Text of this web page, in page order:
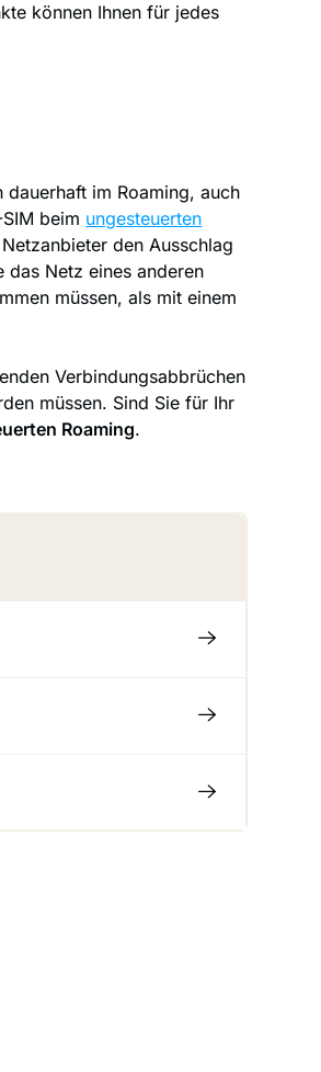
können Ihnen für jedes
im Roaming, auch
beim ungesteuerten
den Ausschlag
Netz eines anderen
müssen, als mit einem
Verbindungsabbrüchen
müssen. Sind Sie für Ihr
Roaming.